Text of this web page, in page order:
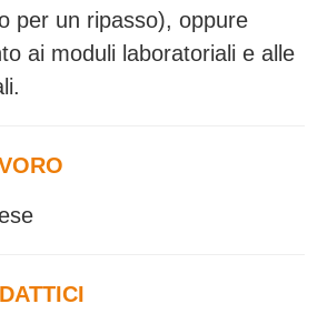
per un ripasso), oppure
ai moduli laboratoriali e alle